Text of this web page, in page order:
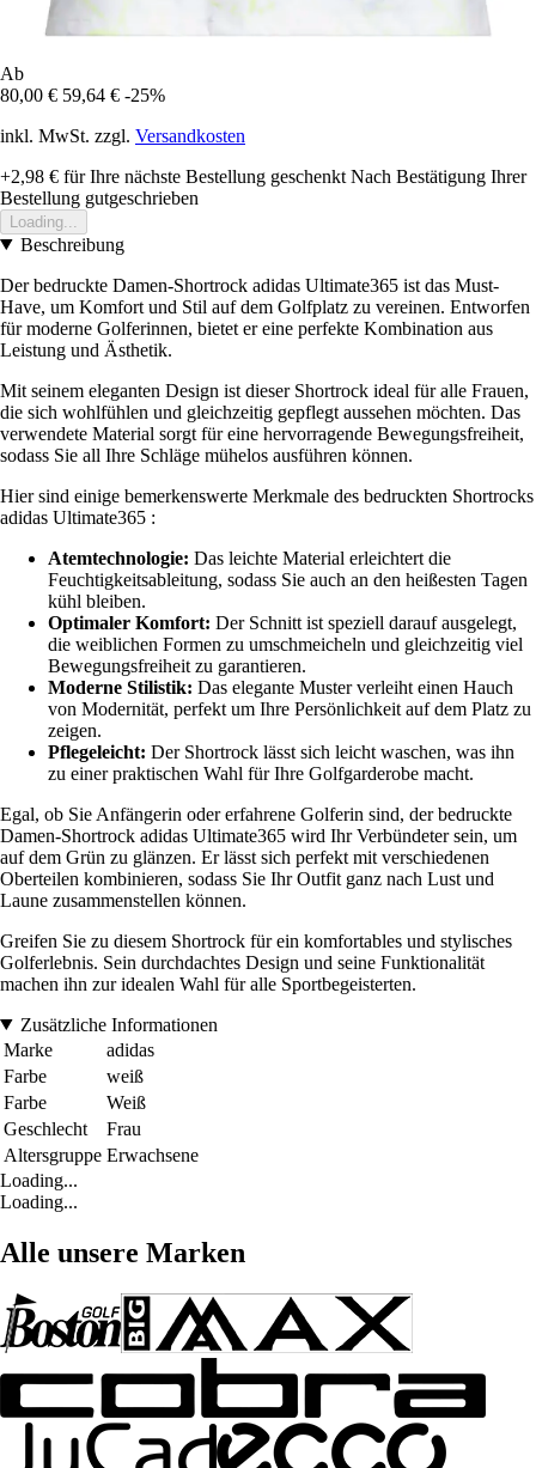
Ab
80,00 € 59,64 € -25%
inkl. MwSt. zzgl. Versandkosten
+2,98 € für Ihre nächste Bestellung geschenkt Nach Bestätigung Ihrer
Bestellung gutgeschrieben
Loading...
Beschreibung
Der bedruckte Damen-Shortrock adidas Ultimate365 ist das Must-
Have, um Komfort und Stil auf dem Golfplatz zu vereinen. Entworfen
für moderne Golferinnen, bietet er eine perfekte Kombination aus
Leistung und Ästhetik.
Mit seinem eleganten Design ist dieser Shortrock ideal für alle Frauen,
die sich wohlfühlen und gleichzeitig gepflegt aussehen möchten. Das
verwendete Material sorgt für eine hervorragende Bewegungsfreiheit,
sodass Sie all Ihre Schläge mühelos ausführen können.
Hier sind einige bemerkenswerte Merkmale des bedruckten Shortrocks
adidas Ultimate365 :
Atemtechnologie: Das leichte Material erleichtert die
Feuchtigkeitsableitung, sodass Sie auch an den heißesten Tagen
kühl bleiben.
Optimaler Komfort: Der Schnitt ist speziell darauf ausgelegt,
die weiblichen Formen zu umschmeicheln und gleichzeitig viel
Bewegungsfreiheit zu garantieren.
Moderne Stilistik: Das elegante Muster verleiht einen Hauch
von Modernität, perfekt um Ihre Persönlichkeit auf dem Platz zu
zeigen.
Pflegeleicht: Der Shortrock lässt sich leicht waschen, was ihn
zu einer praktischen Wahl für Ihre Golfgarderobe macht.
Egal, ob Sie Anfängerin oder erfahrene Golferin sind, der bedruckte
Damen-Shortrock adidas Ultimate365 wird Ihr Verbündeter sein, um
auf dem Grün zu glänzen. Er lässt sich perfekt mit verschiedenen
Oberteilen kombinieren, sodass Sie Ihr Outfit ganz nach Lust und
Laune zusammenstellen können.
Greifen Sie zu diesem Shortrock für ein komfortables und stylisches
Golferlebnis. Sein durchdachtes Design und seine Funktionalität
machen ihn zur idealen Wahl für alle Sportbegeisterten.
Zusätzliche Informationen
Marke
adidas
Farbe
weiß
Farbe
Weiß
Geschlecht
Frau
Altersgruppe Erwachsene
Loading...
Loading...
Alle unsere Marken